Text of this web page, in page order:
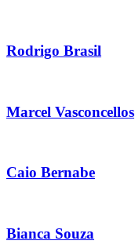
Rodrigo Brasil
Marcel Vasconcellos
Caio Bernabe
Bianca Souza